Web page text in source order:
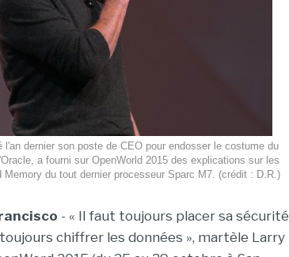
l'an dernier son poste de CEO pour endosser le costume du
a fourni sur OpenWorld 2015 des explications sur les
du tout dernier processeur Sparc M7. (crédit : D.R.)
- « Il faut toujours placer sa sécurité
chiffrer les données », martèle Larry